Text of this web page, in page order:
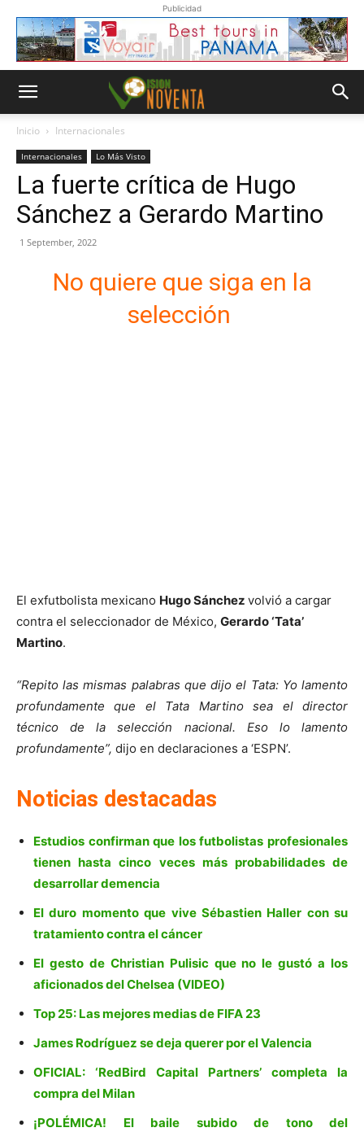
Publicidad
Inicio Internacionales
Internacionales Lo Más Visto
La fuerte crítica de Hugo
Sánchez a Gerardo Martino
1 September, 2022
No quiere que siga en la
selección
El exfutbolista mexicano Hugo Sánchez volvió a cargar
contra el seleccionador de México, Gerardo ‘Tata’
Martino.
“Repito las mismas palabras que dijo el Tata: Yo lamento
profundamente que el Tata Martino sea el director
técnico de la selección nacional. Eso lo lamento
profundamente”, dijo en declaraciones a ‘ESPN’.
Noticias destacadas
Estudios confirman que los futbolistas profesionales
tienen hasta cinco veces más probabilidades de
desarrollar demencia
El duro momento que vive Sébastien Haller con su
tratamiento contra el cáncer
El gesto de Christian Pulisic que no le gustó a los
aficionados del Chelsea (VIDEO)
Top 25: Las mejores medias de FIFA 23
James Rodríguez se deja querer por el Valencia
OFICIAL: ‘RedBird Capital Partners’ completa la
compra del Milan
¡POLÉMICA! El baile subido de tono del